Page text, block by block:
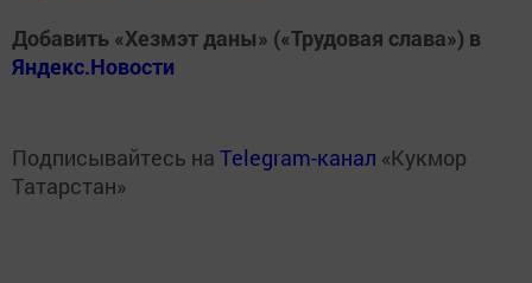
Добавить «Хезмэт даны» («Трудовая слава») в
Яндекс.Новости
Подписывайтесь на Telegram-канал «Кукмор
Татарстан»